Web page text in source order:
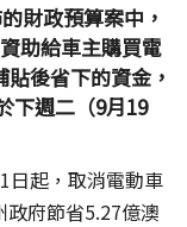
財政預算案中，
助給車主購買電
後省下的資金，
下週二（9月19
日起，取消電動車
府節省5.27億澳